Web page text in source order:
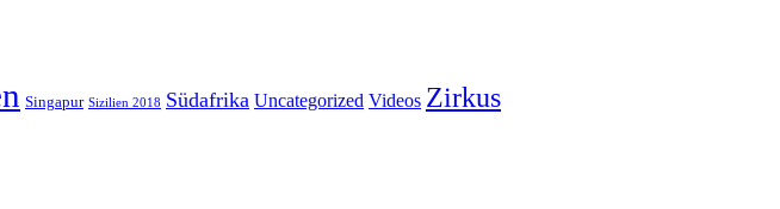
Singapur Sizilien 2018 Südafrika Uncategorized Videos Zirkus